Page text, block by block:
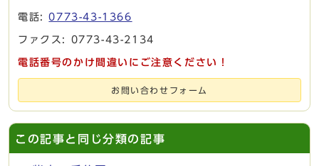
電話:0773-43-1366
ファクス: 0773-43-2134
電話番号のかけ間違いにご注意ください！
お問い合わせフォーム
この記事と同じ分類の記事